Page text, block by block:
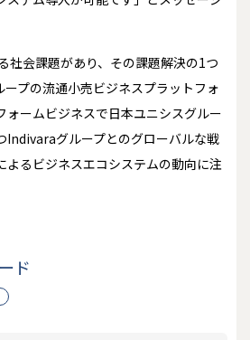
社会課題があり、その課題解決の1つ
プの流通小売ビジネスプラットフォ
ォームビジネスで日本ユニシスグルー
Indivaraグループとのグローバルな戦
よるビジネスエコシステムの動向に注
ド